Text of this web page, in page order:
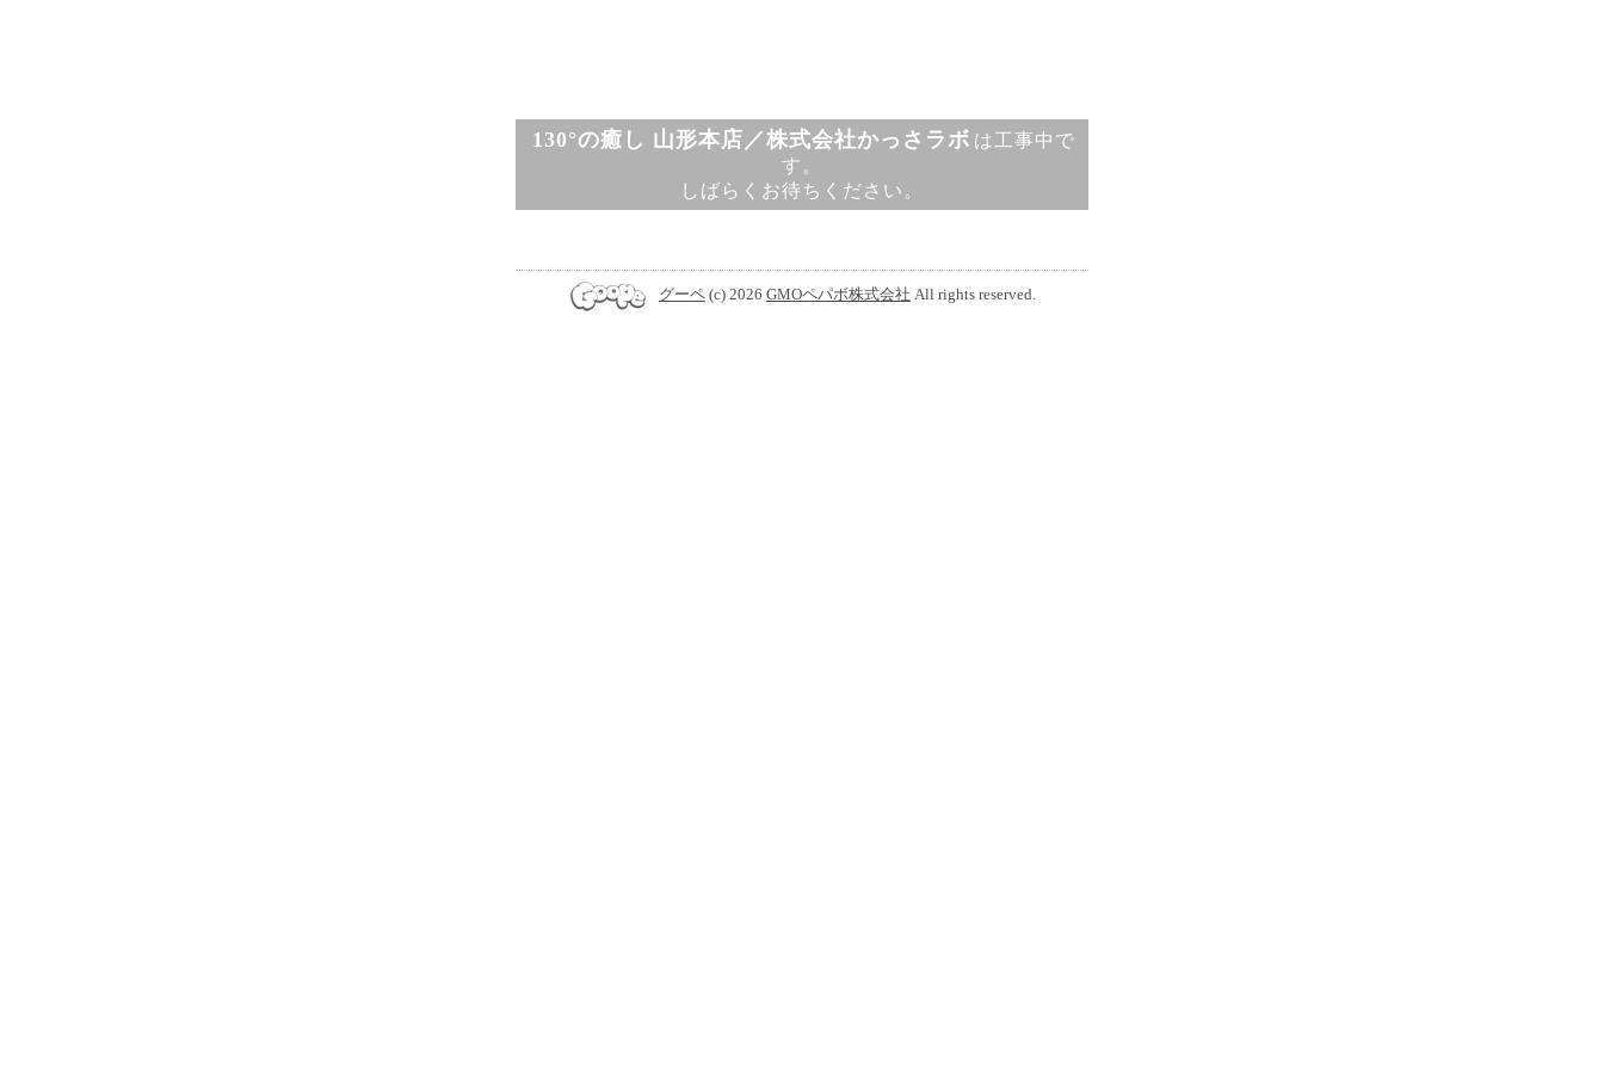
130°の癒し 山形本店／株式会社かっさラボ は工事中で
す。
しばらくお待ちください。
グーペ (c) 2026 GMOペパボ株式会社 All rights reserved.